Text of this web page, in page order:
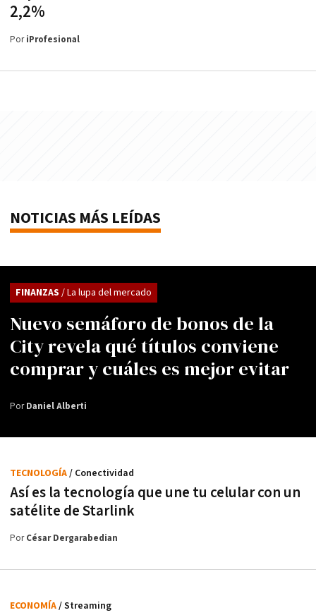
2,2%
PoriProfesional
NOTICIAS MÁS LEÍDAS
Nuevo semáforo de bonos de la
City revela qué títulos conviene
comprar y cuáles es mejor evitar
FINANZAS / La lupa del mercado
PorDaniel Alberti
Así es la tecnología que une tu celular con un
satélite de Starlink
TECNOLOGÍA/ Conectividad
PorCésar Dergarabedian
ECONOMÍA/ Streaming